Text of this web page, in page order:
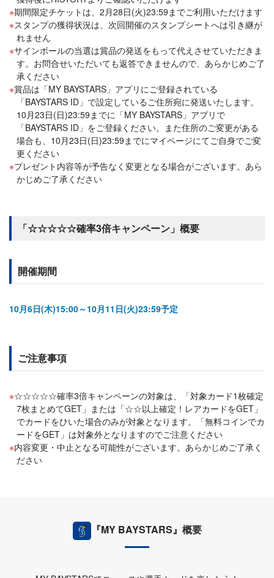
期間限定チケットは、2月28日(火)23:59までご利用いただけます
スタンプの獲得状況は、次回開催のスタンプシートへは引き継が
れません
サインボールの当選は賞品の発送をもって代えさせていただきま
す。お問合せいただいても返答できませんので、あらかじめご了
承ください
賞品は「MY BAYSTARS」アプリにご登録されている
「BAYSTARS ID」で設定しているご住所宛に発送いたします。
10月23日(日)23:59までに「MY BAYSTARS」アプリで
「BAYSTARS ID」をご登録ください。また住所のご変更がある
場合も、10月23日(日)23:59までにマイページにてご自身でご変
更ください
プレゼント内容等が予告なく変更となる場合がございます。あら
かじめご了承ください
「☆☆☆☆☆確率3倍キャンペーン」概要
開催期間
10月6日(木)15:00～10月11日(火)23:59予定
ご注意事項
☆☆☆☆☆確率3倍キャンペーンの対象は、「対象カード1枚確定
7枚まとめてGET」または「☆☆以上確定！レアカードをGET」
でカードをひいた場合のみが対象となります。「無料コインでカ
ードをGET」は対象外となりますのでご注意ください
内容変更・中止となる可能性がございます。あらかじめご了承く
ださい
『MY BAYSTARS』概要